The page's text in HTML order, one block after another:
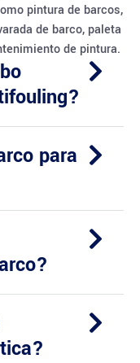
pintura de barcos,
de barco, paleta
de pintura.
para